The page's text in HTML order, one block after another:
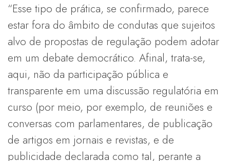
“Esse tipo de prática, se confirmado, parece
estar fora do âmbito de condutas que sujeitos
alvo de propostas de regulação podem adotar
em um debate democrático. Afinal, trata-se,
aqui, não da participação pública e
transparente em uma discussão regulatória em
curso (por meio, por exemplo, de reuniões e
conversas com parlamentares, de publicação
de artigos em jornais e revistas, e de
publicidade declarada como tal, perante a